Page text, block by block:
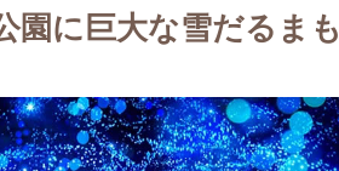
園に巨大な雪だるまも